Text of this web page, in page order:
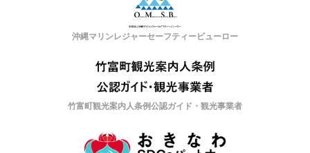
沖縄マリンレジャーセーフティービューロー
竹富町観光案内人条例公認ガイド・観光事業者